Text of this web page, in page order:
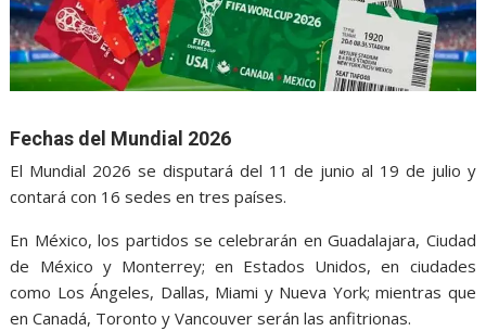
Fechas del Mundial 2026
El Mundial 2026 se disputará del 11 de junio al 19 de julio y
contará con 16 sedes en tres países.
En México, los partidos se celebrarán en Guadalajara, Ciudad
de México y Monterrey; en Estados Unidos, en ciudades
como Los Ángeles, Dallas, Miami y Nueva York; mientras que
en Canadá, Toronto y Vancouver serán las anfitrionas.